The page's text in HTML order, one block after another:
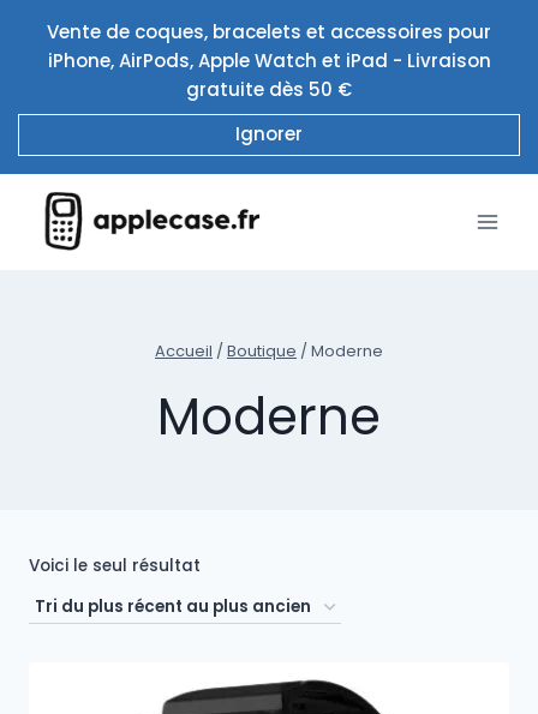
contenu
Vente de coques, bracelets et accessoires pour
iPhone, AirPods, Apple Watch et iPad - Livraison
gratuite dès 50 €
Ignorer
Accueil / Boutique / Moderne
Moderne
Voici le seul résultat